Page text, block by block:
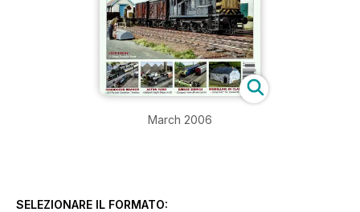
March 2006
SELEZIONARE IL FORMATO: